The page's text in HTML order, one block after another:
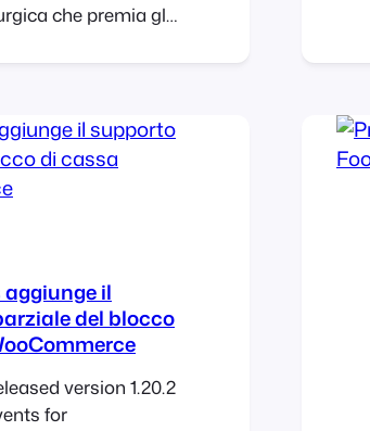
che premia gli
insegnare a tutti
un piano pratico,
che potete
calendario,
e-mail pronte per
e FooEvents
aggiunge il
del blocco
version 1.20.2
for